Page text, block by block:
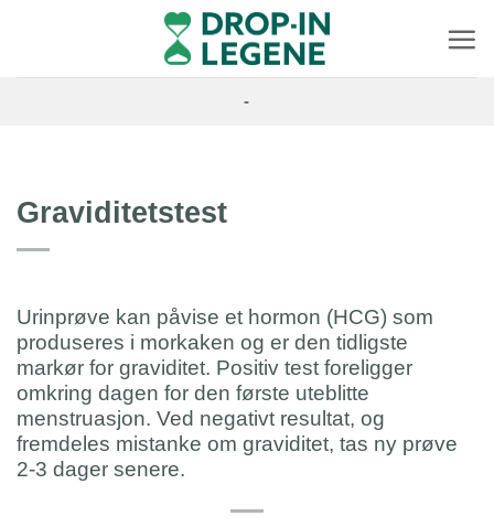
content
-
Graviditetstest
Urinprøve kan påvise et hormon (HCG) som
produseres i morkaken og er den tidligste
markør for graviditet. Positiv test foreligger
omkring dagen for den første uteblitte
menstruasjon. Ved negativt resultat, og
fremdeles mistanke om graviditet, tas ny prøve
2-3 dager senere.